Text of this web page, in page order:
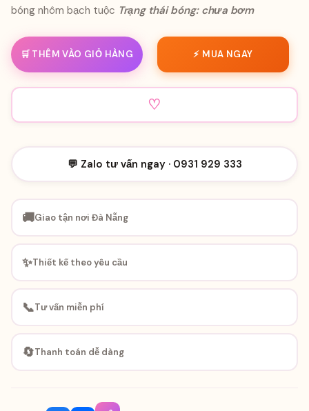
bóng nhôm bạch tuộc Trạng thái bóng: chưa bơm
🛒 THÊM VÀO GIỎ HÀNG ⚡ MUA NGAY
♡
💬 Zalo tư vấn ngay · 0931 929 333
🚚Giao tận nơi Đà Nẵng
✨Thiết kế theo yêu cầu
📞Tư vấn miễn phí
🔄Thanh toán dễ dàng